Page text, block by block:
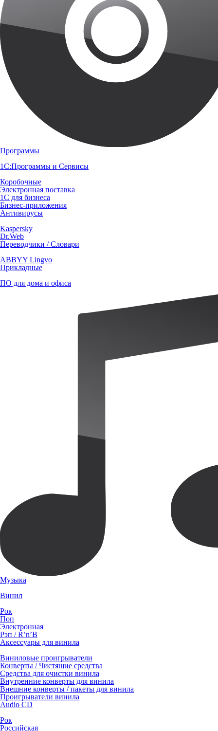
Программы
1С:Программы и Сервисы
Коробочные
Электронная поставка
1С для бизнеса
Бизнес-приложения
Антивирусы
Kaspersky
Dr.Web
Переводчики / Словари
ABBYY Lingvo
Прикладные
ПО для дома и офиса
Музыка
Винил
Рок
Поп
Электронная
Рэп / R’n’B
Аксессуары для винила
Виниловые проигрыватели
Конверты / Чистящие средства
Средства для очистки винила
Внутренние конверты для винила
Внешние конверты / пакеты для винила
Проигрыватели винила
Audio CD
Рок
Российская